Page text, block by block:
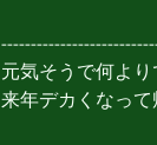
元気そうで何より
来年デカくなっ